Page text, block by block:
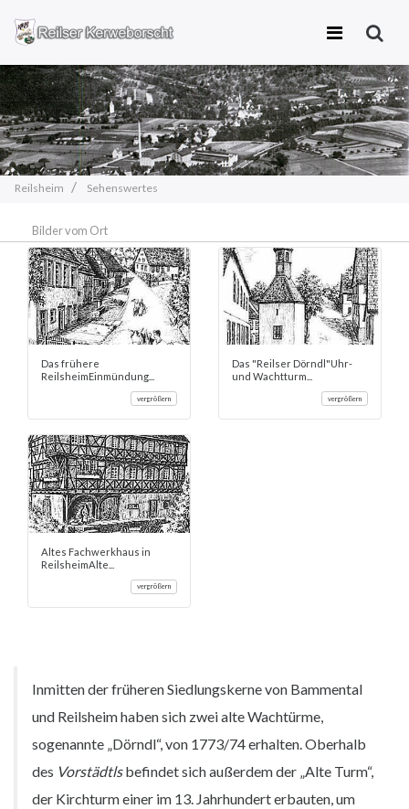
Zum
Inhalt
springen
Reilsheim Sehenswertes
Bilder vom Ort
Das frühere
ReilsheimEinmündung...
vergrößern
Das "Reilser Dörndl"Uhr-
und Wachtturm...
vergrößern
Altes Fachwerkhaus in
ReilsheimAlte...
vergrößern
Inmitten der früheren Siedlungskerne von Bammental
und Reilsheim haben sich zwei alte Wachtürme,
sogenannte „Dörndl“, von 1773/74 erhalten. Oberhalb
des Vorstädtlsbefindet sich außerdem der „Alte Turm“,
der Kirchturm einer im 13. Jahrhundert erbauten, um